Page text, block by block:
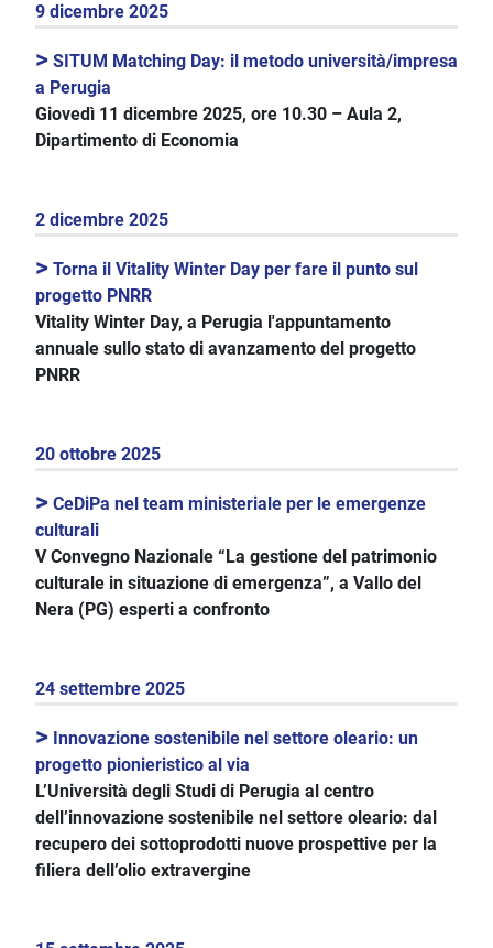
9 dicembre 2025
> SITUM Matching Day: il metodo università/impresa
a Perugia
Giovedì 11 dicembre 2025, ore 10.30 – Aula 2,
Dipartimento di Economia
2 dicembre 2025
> Torna il Vitality Winter Day per fare il punto sul
progetto PNRR
Vitality Winter Day, a Perugia l'appuntamento
annuale sullo stato di avanzamento del progetto
PNRR
20 ottobre 2025
> CeDiPa nel team ministeriale per le emergenze
culturali
V Convegno Nazionale “La gestione del patrimonio
culturale in situazione di emergenza”, a Vallo del
Nera (PG) esperti a confronto
24 settembre 2025
> Innovazione sostenibile nel settore oleario: un
progetto pionieristico al via
L’Università degli Studi di Perugia al centro
dell’innovazione sostenibile nel settore oleario: dal
recupero dei sottoprodotti nuove prospettive per la
filiera dell’olio extravergine